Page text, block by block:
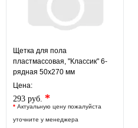
Щетка для пола
пластмассовая, "Классик" 6-
рядная 50х270 мм
Цена:
293 руб. *
* Актуальную цену пожалуйста
уточните у менеджера